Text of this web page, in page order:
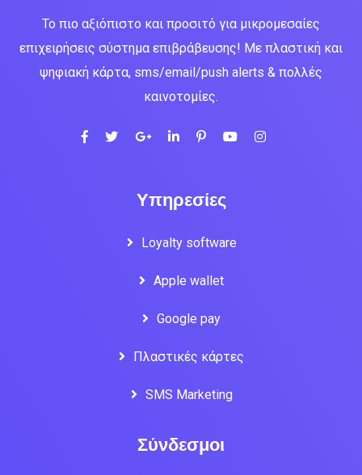
Το πιο αξιόπιστο και προσιτό για μικρομεσαίες
επιχειρήσεις σύστημα επιβράβευσης! Με πλαστική και
ψηφιακή κάρτα, sms/email/push alerts & πολλές
καινοτομίες.
Υπηρεσίες
Loyalty software
Apple wallet
Google pay
Πλαστικές κάρτες
SMS Marketing
Σύνδεσμοι